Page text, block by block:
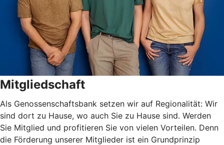
Mitgliedschaft
Als Genossenschaftsbank setzen wir auf Regionalität: Wir
sind dort zu Hause, wo auch Sie zu Hause sind. Werden
Sie Mitglied und profitieren Sie von vielen Vorteilen. Denn
die Förderung unserer Mitglieder ist ein Grundprinzip